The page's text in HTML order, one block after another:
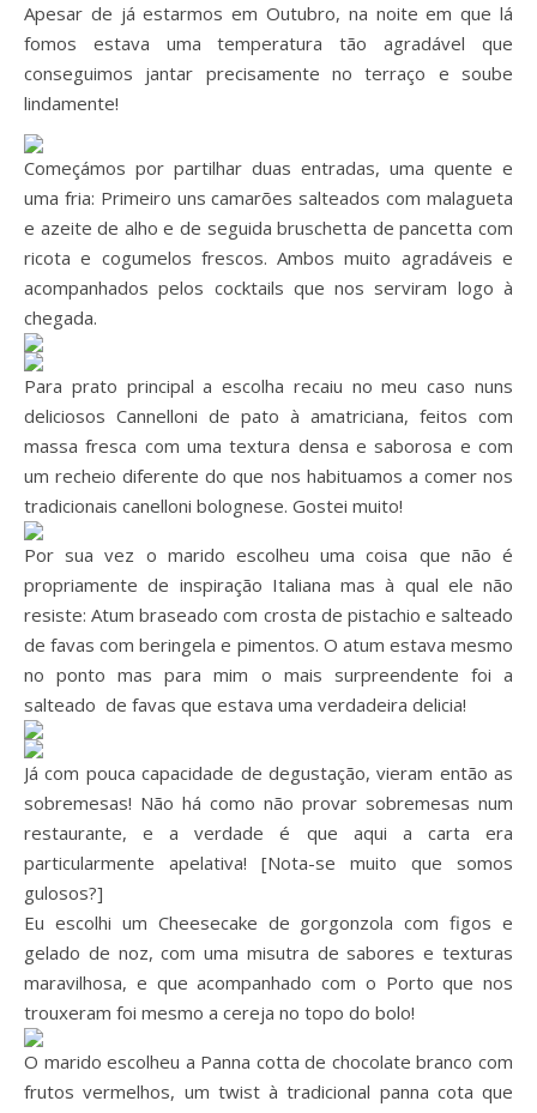
Apesar de já estarmos em Outubro, na noite em que lá
fomos estava uma temperatura tão agradável que
conseguimos jantar precisamente no terraço e soube
lindamente!
Começámos por partilhar duas entradas, uma quente e
uma fria: Primeiro uns camarões salteados com malagueta
e azeite de alho e de seguida bruschetta de pancetta com
ricota e cogumelos frescos. Ambos muito agradáveis e
acompanhados pelos cocktails que nos serviram logo à
chegada.
Para prato principal a escolha recaiu no meu caso nuns
deliciosos Cannelloni de pato à amatriciana, feitos com
massa fresca com uma textura densa e saborosa e com
um recheio diferente do que nos habituamos a comer nos
tradicionais canelloni bolognese. Gostei muito!
Por sua vez o marido escolheu uma coisa que não é
propriamente de inspiração Italiana mas à qual ele não
resiste: Atum braseado com crosta de pistachio e salteado
de favas com beringela e pimentos. O atum estava mesmo
no ponto mas para mim o mais surpreendente foi a
salteado de favas que estava uma verdadeira delicia!
Já com pouca capacidade de degustação, vieram então as
sobremesas! Não há como não provar sobremesas num
restaurante, e a verdade é que aqui a carta era
particularmente apelativa! [Nota-se muito que somos
gulosos?]
Eu escolhi um Cheesecake de gorgonzola com figos e
gelado de noz, com uma misutra de sabores e texturas
maravilhosa, e que acompanhado com o Porto que nos
trouxeram foi mesmo a cereja no topo do bolo!
O marido escolheu a Panna cotta de chocolate branco com
frutos vermelhos, um twist à tradicional panna cota que